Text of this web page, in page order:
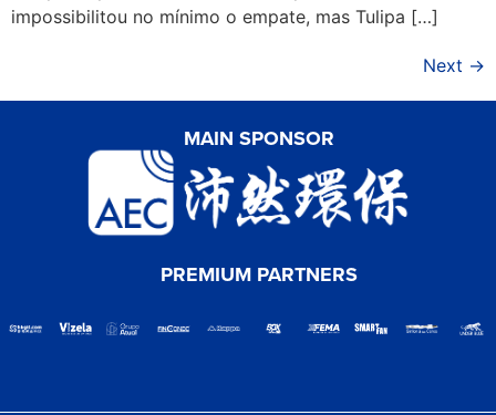
impossibilitou no mínimo o empate, mas Tulipa […]
Next →
MAIN SPONSOR
PREMIUM PARTNERS